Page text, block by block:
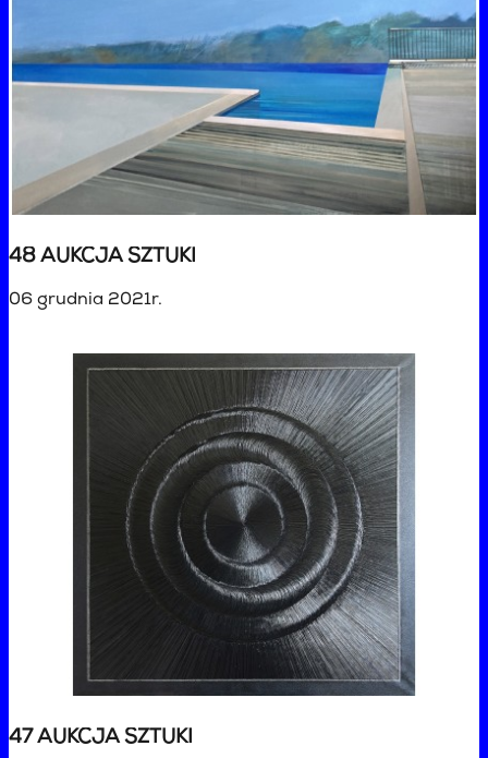
48 AUKCJA SZTUKI
06 grudnia 2021r.
47 AUKCJA SZTUKI